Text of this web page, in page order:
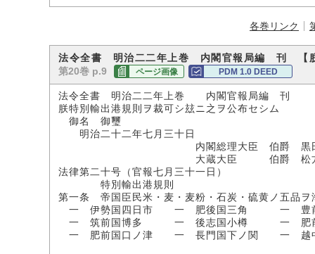
各巻リンク
法令全書 明治二二年上巻 内閣官報局編 刊 【
第20巻 p.9 ページ画像 PDM 1.0 DEED
法令全書 明治二二年上巻 内閣官報局編 刊
朕特別輸出港規則ヲ裁可シ玆ニ之ヲ公布セシム
御名 御璽
明治二十二年七月三十日
内閣総理大臣 伯爵 黒田
大蔵大臣 伯爵 松方
法律第二十号（官報七月三十一日）
特別輸出港規則
第一条 帝国臣民米・麦・麦粉・石炭・硫黄ノ五品ヲ
一 伊勢国四日市 一 肥後国三角 一 豊前
一 筑前国博多 一 後志国小樽 一 肥前
一 肥前国口ノ津 一 長門国下ノ関 一 越